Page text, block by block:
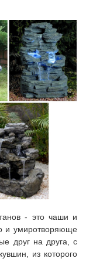
- это чаши и
и умиротворяюще
друг на друга, с
из которого